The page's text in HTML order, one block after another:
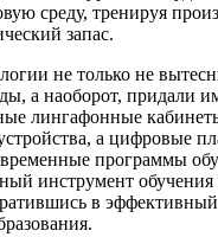
среду, тренируя
запас.
не только не
а наоборот, придали
лингафонные
а цифровые
программы
инструмент
в